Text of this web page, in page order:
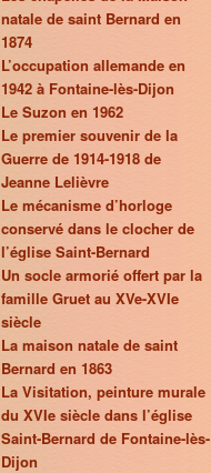
natale de saint Bernard en
1874
L’occupation allemande en
1942 à Fontaine-lès-Dijon
Le Suzon en 1962
Le premier souvenir de la
Guerre de 1914-1918 de
Jeanne Lelièvre
Le mécanisme d’horloge
conservé dans le clocher de
l’église Saint-Bernard
Un socle armorié offert par la
famille Gruet au XVe-XVIe
siècle
La maison natale de saint
Bernard en 1863
La Visitation, peinture murale
du XVIe siècle dans l’église
Saint-Bernard de Fontaine-lès-
Dijon